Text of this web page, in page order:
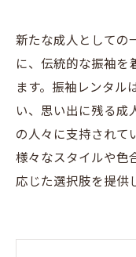
新たな成人としての
に、伝統的な振袖を
ます。振袖レンタル
い、思い出に残る成
の人々に支持されて
様々なスタイルや色
応じた選択肢を提供